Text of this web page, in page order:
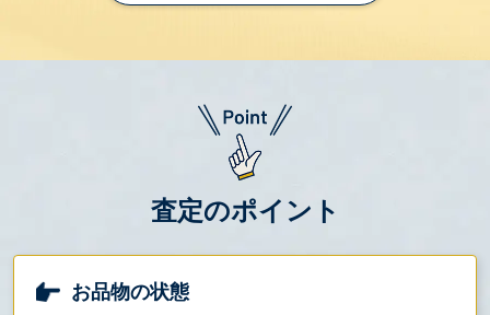
査定のポイント
お品物の状態